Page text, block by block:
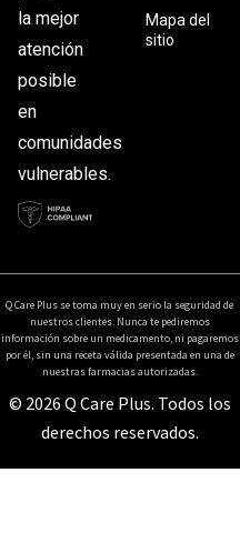
la mejor
atención
posible
en
comunidades
vulnerables.
Mapa del
sitio
Q Care Plus se toma muy en serio la seguridad de
nuestros clientes. Nunca te pediremos
información sobre un medicamento, ni pagaremos
por él, sin una receta válida presentada en una de
nuestras farmacias autorizadas.
© 2026 Q Care Plus. Todos los
derechos reservados.